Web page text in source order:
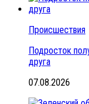
Происшествия
Подросток
друга
07.08.2026